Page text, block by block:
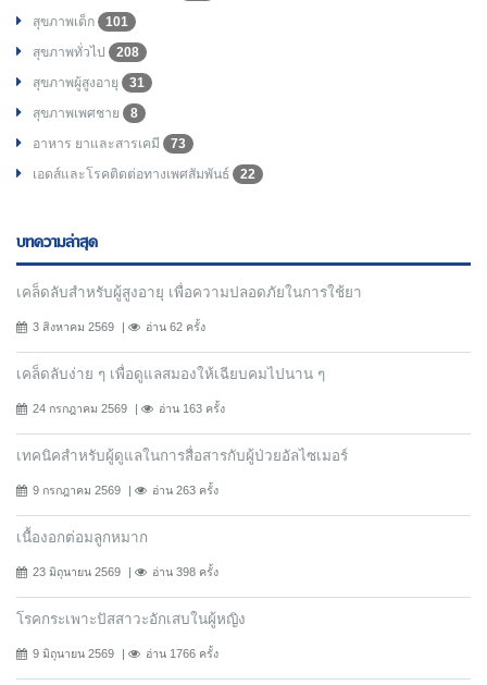
สุขภาพเด็ก
101
สุขภาพทั่วไป
208
สุขภาพผู้สูงอายุ
31
สุขภาพเพศชาย
8
อาหาร ยาและสารเคมี
73
เอดส์และโรคติดต่อทางเพศสัมพันธ์
22
บทความล่าสุด
เคล็ดลับสำหรับผู้สูงอายุ เพื่อความปลอดภัยในการใช้ยา
3 สิงหาคม 2569 อ่าน 62 ครั้ง
เคล็ดลับง่าย ๆ เพื่อดูแลสมองให้เฉียบคมไปนาน ๆ
24 กรกฎาคม 2569 อ่าน 163 ครั้ง
เทคนิคสำหรับผู้ดูแลในการสื่อสารกับผู้ป่วยอัลไซเมอร์
9 กรกฎาคม 2569 อ่าน 263 ครั้ง
เนื้องอกต่อมลูกหมาก
23 มิถุนายน 2569 อ่าน 398 ครั้ง
โรคกระเพาะปัสสาวะอักเสบในผู้หญิง
9 มิถุนายน 2569 อ่าน 1766 ครั้ง